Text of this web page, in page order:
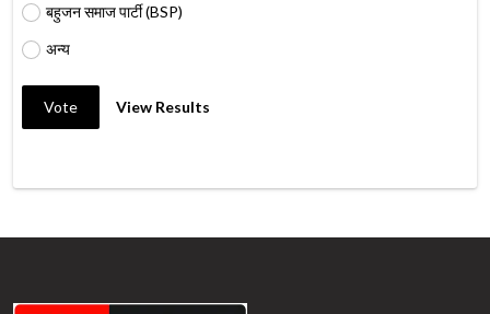
बहुजन समाज पार्टी (BSP)
अन्य
Vote View Results